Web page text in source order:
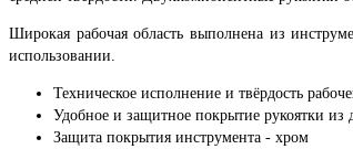
Широкая рабочая область выполнена из
использовании.
Техническое исполнение и твёрдость
Удобное и защитное покрытие рукоятки
Защита покрытия инструмента - хром